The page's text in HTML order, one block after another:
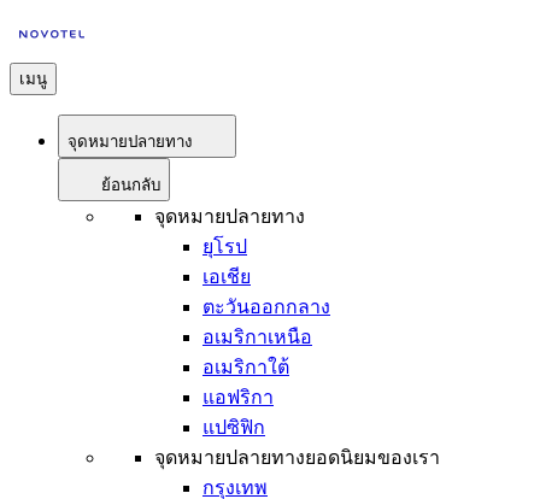
เมนู
จุดหมายปลายทาง
ย้อนกลับ
จุดหมายปลายทาง
ยุโรป
เอเชีย
ตะวันออกกลาง
อเมริกาเหนือ
อเมริกาใต้
แอฟริกา
แปซิฟิก
จุดหมายปลายทางยอดนิยมของเรา
กรุงเทพ